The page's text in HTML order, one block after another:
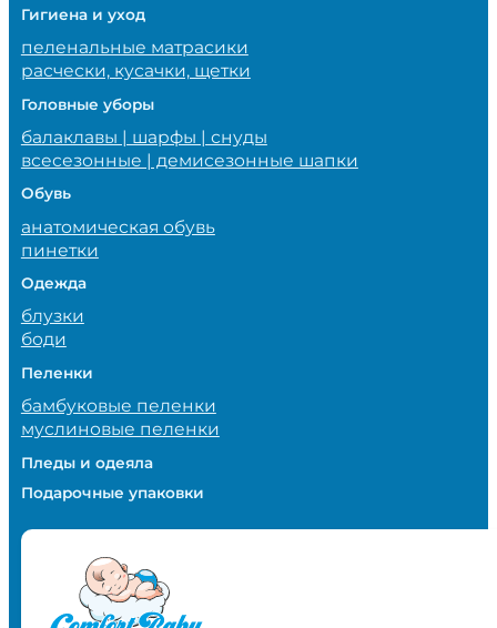
Гигиена и уход
пеленальные матрасики
расчески, кусачки, щетки
Головные уборы
балаклавы | шарфы | снуды
всесезонные | демисезонные шапки
Обувь
анатомическая обувь
пинетки
Одежда
блузки
боди
Пеленки
бамбуковые пеленки
муслиновые пеленки
Пледы и одеяла
Подарочные упаковки